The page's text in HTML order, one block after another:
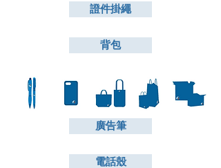
證件掛繩
背包
廣告筆
電話殼